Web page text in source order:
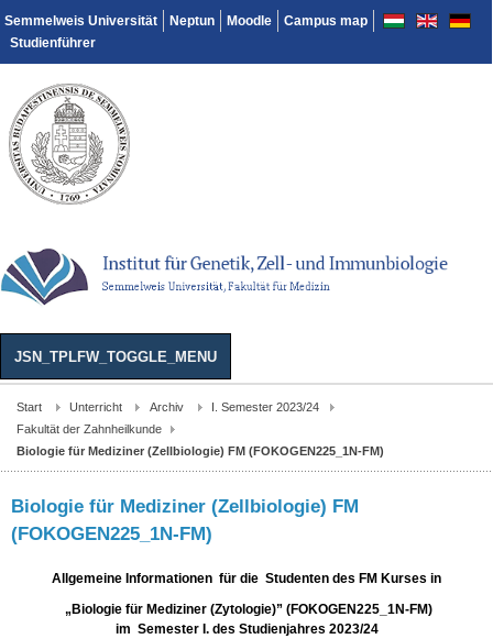
Semmelweis Universität Neptun Moodle
Campus map
Studienführer
JSN_TPLFW_TOGGLE_MENU
Start Unterricht Archiv
I. Semester 2023/24
Fakultät der Zahnheilkunde
Biologie für Mediziner (Zellbiologie) FM (FOKOGEN225_1N-FM)
Biologie für Mediziner (Zellbiologie) FM
(FOKOGEN225_1N-FM)
Allgemeine Informationen für die Studenten des FM Kurses in
„Biologie für Mediziner (Zytologie)” (FOKOGEN225_1N-FM)
im Semester I. des Studienjahres 2023/24